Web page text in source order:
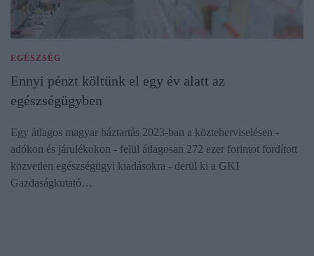
EGÉSZSÉG
Ennyi pénzt költünk el egy év alatt az
egészségügyben
Egy átlagos magyar háztartás 2023-ban a közteherviselésen -
adókon és járulékokon - felül átlagosan 272 ezer forintot fordított
közvetlen egészségügyi kiadásokra - derül ki a GKI
Gazdaságkutató…